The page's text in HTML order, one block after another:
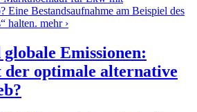
Eine Bestandsaufnahme am Beispiel des
halten. mehr ›
Emissionen:
der optimale alternative